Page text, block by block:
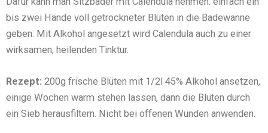
bis zwei Hände voll getrockneter Blüten in die Badewanne
geben. Mit Alkohol angesetzt wird Calendula auch zu einer
wirksamen, heilenden Tinktur.
Rezept: 200g frische Blüten mit 1/2l 45% Alkohol ansetzen,
einige Wochen warm stehen lassen, dann die Blüten durch
ein Sieb herausfiltern. Nicht bei offenen Wunden anwenden.